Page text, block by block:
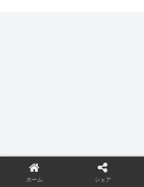
ホーム シェア